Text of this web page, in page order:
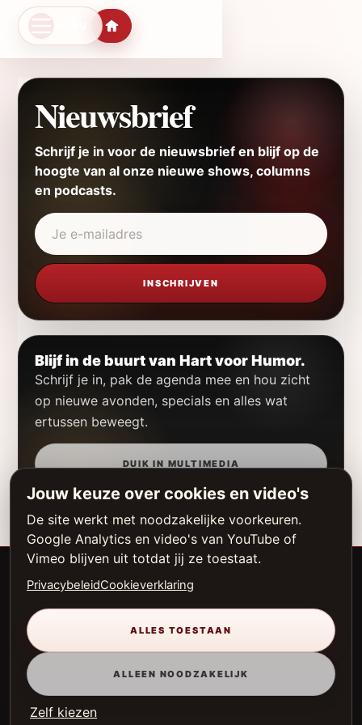
naar de inhoud Home
Nieuwsbrief
Schrijf je in voor de nieuwsbrief en blijf op de
hoogte van al onze nieuwe shows, columns
en podcasts.
Blijf in de buurt van Hart voor Humor.
Schrijf je in, pak de agenda mee en hou zicht
op nieuwe avonden, specials en alles wat
ertussen beweegt.
DUIK IN MULTIMEDIA
NAVIGATIE
MEER HART VOOR HUMOR
JURIDISCH
© 2026 HART VOOR HUMOR
Jouw keuze over cookies en video's
De site werkt met noodzakelijke voorkeuren.
Google Analytics en video's van YouTube of
Vimeo blijven uit totdat jij ze toestaat.
PrivacybeleidCookieverklaring
ALLES TOESTAAN
ALLEEN NOODZAKELIJK
Zelf kiezen